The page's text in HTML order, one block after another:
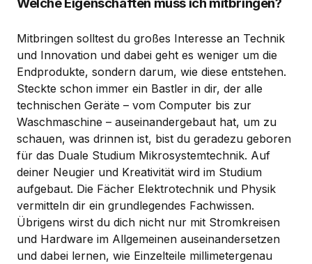
Mitbringen solltest du großes Interesse an Technik
und Innovation und dabei geht es weniger um die
Endprodukte, sondern darum, wie diese entstehen.
Steckte schon immer ein Bastler in dir, der alle
technischen Geräte – vom Computer bis zur
Waschmaschine – auseinandergebaut hat, um zu
schauen, was drinnen ist, bist du geradezu geboren
für das Duale Studium Mikrosystemtechnik. Auf
deiner Neugier und Kreativität wird im Studium
aufgebaut. Die Fächer Elektrotechnik und Physik
vermitteln dir ein grundlegendes Fachwissen.
Übrigens wirst du dich nicht nur mit Stromkreisen
und Hardware im Allgemeinen auseinandersetzen
und dabei lernen, wie Einzelteile millimetergenau